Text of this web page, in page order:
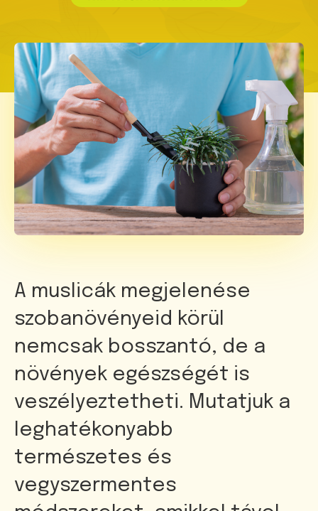
A muslicák megjelenése
szobanövényeid körül
nemcsak bosszantó, de a
növények egészségét is
veszélyeztetheti. Mutatjuk a
leghatékonyabb
természetes és
vegyszermentes